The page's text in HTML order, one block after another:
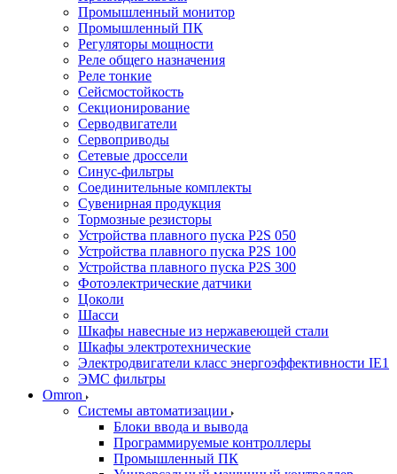
Промышленный монитор
Промышленный ПК
Регуляторы мощности
Реле общего назначения
Реле тонкие
Сейсмостойкость
Секционирование
Серводвигатели
Сервоприводы
Сетевые дроссели
Синус-фильтры
Соединительные комплекты
Сувенирная продукция
Тормозные резисторы
Устройства плавного пуска P2S 050
Устройства плавного пуска P2S 100
Устройства плавного пуска P2S 300
Фотоэлектрические датчики
Цоколи
Шасси
Шкафы навесные из нержавеющей стали
Шкафы электротехнические
Электродвигатели класс энергоэффективности IE1
ЭМС фильтры
Omron
Системы автоматизации
Блоки ввода и вывода
Программируемые контроллеры
Промышленный ПК